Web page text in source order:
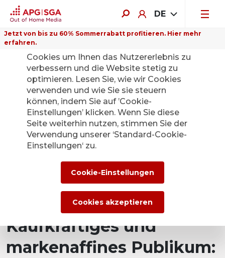
DE
Jetzt von bis zu 60% Sommerrabatt profitieren. Hier mehr
erfahren.
Kaufkräftiges und
markenaffines Publikum:
Auf dieser Website verwenden wir
Cookies um Ihnen das Nutzererlebnis zu
verbessern und die Website stetig zu
optimieren. Lesen Sie, wie wir Cookies
verwenden und wie Sie sie steuern
können, indem Sie auf ’Cookie-
Einstellungen’ klicken. Wenn Sie diese
Seite weiterhin nutzen, stimmen Sie der
Verwendung unserer ‘Standard-Cookie-
Einstellungen‘ zu.
Cookie-Einstellungen
Cookies akzeptieren